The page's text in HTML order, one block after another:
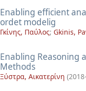
Enabling efficient
ordet modelig
Γκίνης, Παύλος; Gkinis,
Enabling Reasoning
Methods
Ξύστρα, Αικατερίνη (